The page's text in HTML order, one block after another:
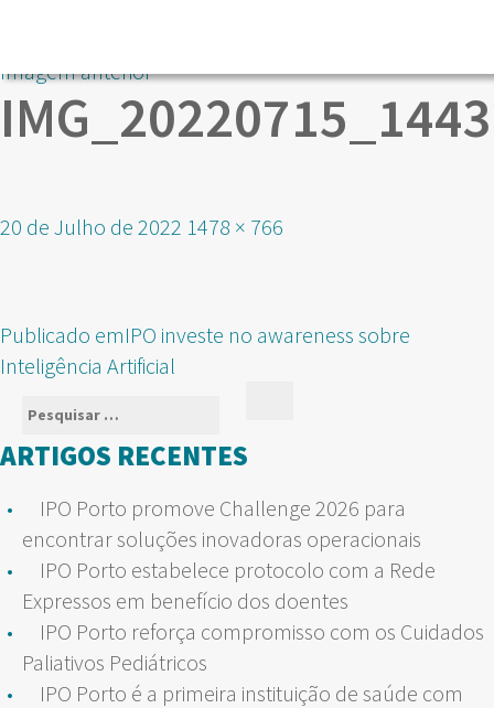
Imagem anterior
Publicado
20 de Julho de 2022 Tamanho
1478 × 766
NAVEGAÇÃO
DE
ARTIGOS
Publicado emIPO investe no awareness sobre
Inteligência Artificial
Pesquisar
por:
ARTIGOS RECENTES
IPO Porto promove Challenge 2026 para
encontrar soluções inovadoras operacionais
IPO Porto estabelece protocolo com a Rede
Expressos em benefício dos doentes
IPO Porto reforça compromisso com os Cuidados
Paliativos Pediátricos
IPO Porto é a primeira instituição de saúde com